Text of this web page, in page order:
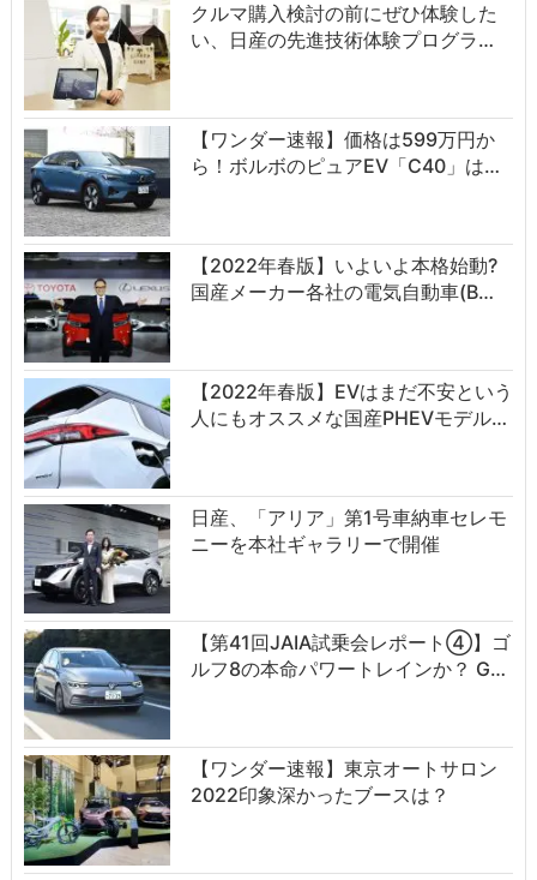
クルマ購入検討の前にぜひ体験した
い、日産の先進技術体験プログラ…
【ワンダー速報】価格は599万円か
ら！ボルボのピュアEV「C40」は…
【2022年春版】いよいよ本格始動?
国産メーカー各社の電気自動車(B…
【2022年春版】EVはまだ不安という
人にもオススメな国産PHEVモデル…
日産、「アリア」第1号車納車セレモ
ニーを本社ギャラリーで開催
【第41回JAIA試乗会レポート④】ゴ
ルフ8の本命パワートレインか？ G…
【ワンダー速報】東京オートサロン
2022印象深かったブースは？